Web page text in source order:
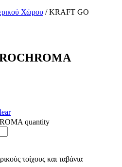
Χώρου / KRAFT GO
quantity
τοίχους και ταβάνια